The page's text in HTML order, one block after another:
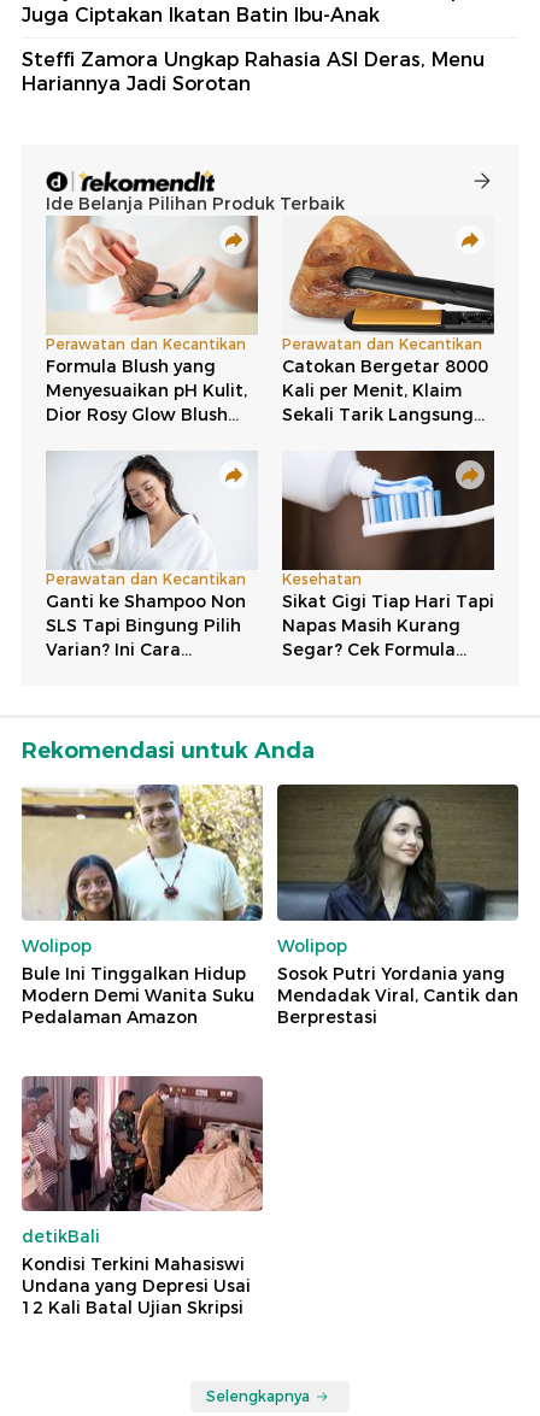
Juga Ciptakan Ikatan Batin Ibu-Anak
Steffi Zamora Ungkap Rahasia ASI Deras, Menu
Hariannya Jadi Sorotan
Rekomendasi untuk Anda
Wolipop
Bule Ini Tinggalkan Hidup
Modern Demi Wanita Suku
Pedalaman Amazon
Wolipop
Sosok Putri Yordania yang
Mendadak Viral, Cantik dan
Berprestasi
detikBali
Kondisi Terkini Mahasiswi
Undana yang Depresi Usai
12 Kali Batal Ujian Skripsi
Selengkapnya